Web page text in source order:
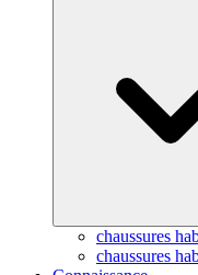
chaussures
chaussures